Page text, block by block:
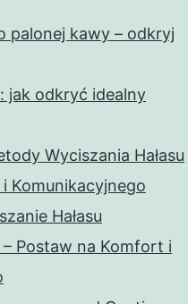
palonej kawy – odkryj
jak odkryć idealny
Wyciszania Hałasu
i Komunikacyjnego
Hałasu
– Postaw na Komfort i